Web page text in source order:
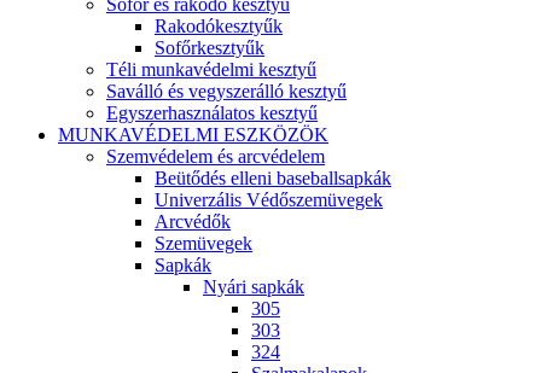
Sofőr és rakodó kesztyű
Rakodókesztyűk
Sofőrkesztyűk
Téli munkavédelmi kesztyű
Saválló és vegyszerálló kesztyű
Egyszerhasználatos kesztyű
MUNKAVÉDELMI ESZKÖZÖK
Szemvédelem és arcvédelem
Beütődés elleni baseballsapkák
Univerzális Védőszemüvegek
Arcvédők
Szemüvegek
Sapkák
Nyári sapkák
305
303
324